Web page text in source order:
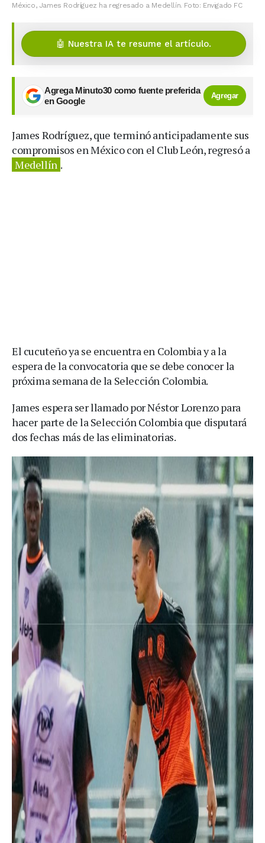
México, James Rodríguez ha regresado a Medellín. Foto: Envigado FC
🤖 Nuestra IA te resume el artículo.
Agrega Minuto30 como fuente preferida
en Google
Agregar
James Rodríguez, que terminó anticipadamente sus
compromisos en México con el Club León, regresó a
Medellín .
El cucuteño ya se encuentra en Colombia y a la
espera de la convocatoria que se debe conocer la
próxima semana de la Selección Colombia.
James espera ser llamado por Néstor Lorenzo para
hacer parte de la Selección Colombia que disputará
dos fechas más de las eliminatorias.